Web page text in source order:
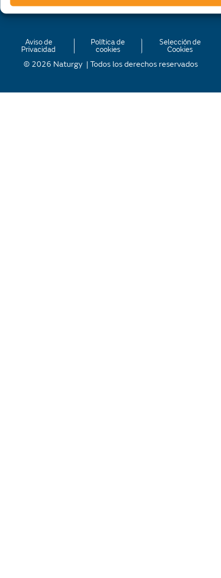
Aviso de
Privacidad
Política de
cookies
Selección de
Cookies
© 2026 Naturgy | Todos los derechos reservados